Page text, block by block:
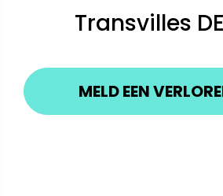
Transvilles
MELD EEN